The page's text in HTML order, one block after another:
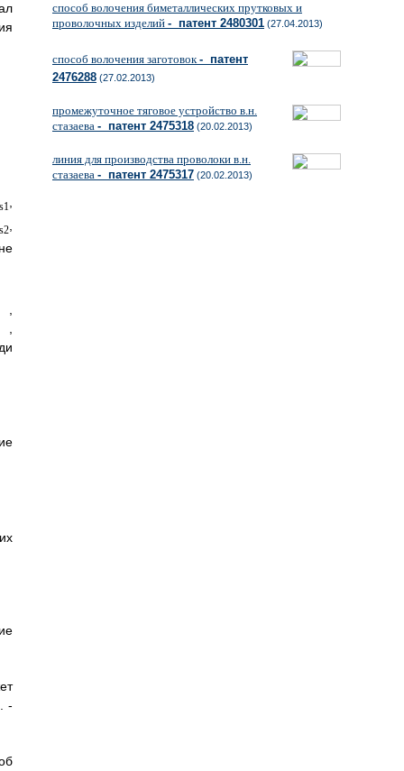
s1
s2
-
способ волочения биметаллических прутковых и
проволочных изделий - патент 2480301 (27.04.2013)
способ волочения заготовок- патент
2476288 (27.02.2013)
промежуточное тяговое устройство в.н.
стазаева - патент 2475318 (20.02.2013)
линия для производства проволоки в.н.
стазаева - патент 2475317 (20.02.2013)